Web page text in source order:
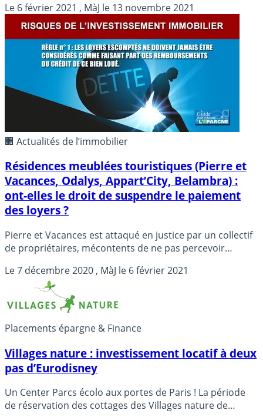
devant le tribunal judiciaire de Paris, pour obtenir le
règlement de loyers non versés pendant le premier
confinement lié à la pandémie de Covid-19.
Le 6 février 2021 , MàJ le 13 novembre 2021
🏢 Actualités de l’immobilier
Résidences meublées touristiques (Pierre et
Vacances, Odalys, Appart’City, Belambra) :
ont-elles le droit de suspendre le paiement
des loyers ?
Pierre et Vacances est attaqué en justice par un collectif
de propriétaires, mécontents de ne pas percevoir
bataille juridique s’annonce afin de déterminer si la cas
de force majeure, invoqué par Pierre et Vacances, est
applicable dans ce cadre. Les risques de l’investissement
immobilier se rappellent soudainement aux
investisseurs.
Le7 décembre 2020 , MàJ le 6 février 2021
Placements épargne & Finance
Villages nature : investissement locatif à deux
pas d’Eurodisney
Un Center Parcs écolo aux portes de Paris ! La période
de réservation des cottages des Villages nature de